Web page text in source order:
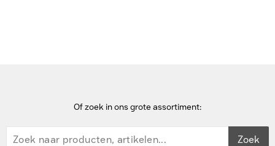
Of zoek in ons grote assortiment:
Zoek